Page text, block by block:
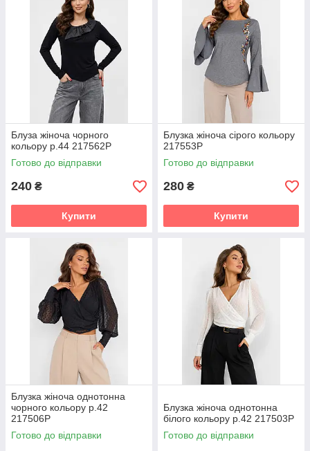
Блуза жіноча чорного
кольору р.44 217562P
Готово до відправки
240 ₴
Купити
Блузка жіноча сірого кольору
217553P
Готово до відправки
280 ₴
Купити
Блузка жіноча однотонна
чорного кольору р.42
217506P
Готово до відправки
Блузка жіноча однотонна
білого кольору р.42 217503P
Готово до відправки